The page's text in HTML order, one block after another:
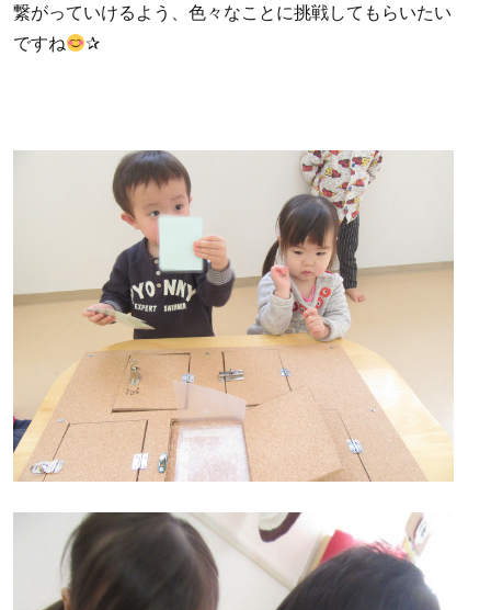
繋がっていけるよう、色々なことに挑戦してもらいたい
ですね
✰